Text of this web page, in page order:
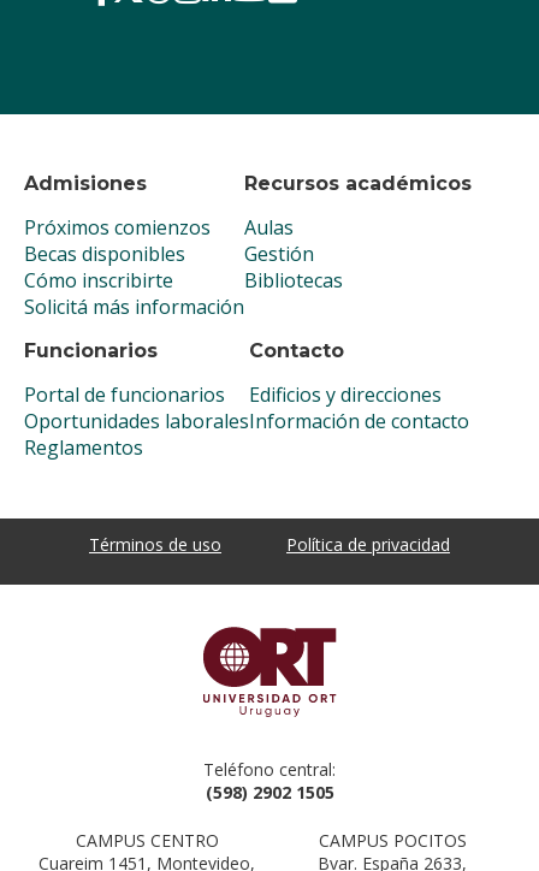
Admisiones
Próximos comienzos
Becas disponibles
Cómo inscribirte
Solicitá más información
Recursos académicos
Aulas
Gestión
Bibliotecas
Funcionarios
Portal de funcionarios
Oportunidades laborales
Reglamentos
Contacto
Edificios y direcciones
Información de contacto
Términos de uso Política de privacidad
Teléfono central:
(598) 2902 1505
CAMPUS CENTRO
Cuareim 1451, Montevideo,
CAMPUS POCITOS
Bvar. España 2633,